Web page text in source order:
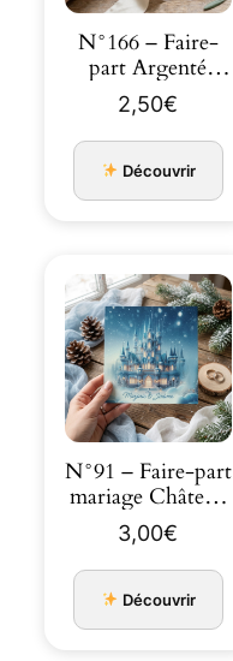
N°166 – Faire-
part Argenté
Fuchsia glitter
2,50€
Découvrir
N°91 – Faire-part
mariage Château
Cendrillon enn…
3,00€
Découvrir